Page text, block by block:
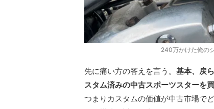
240万かけた俺の
先に痛い方の答えを言う。 基本、戻
スタム済みの中古スポーツスターを
つまりカスタムの価値が中古市場で